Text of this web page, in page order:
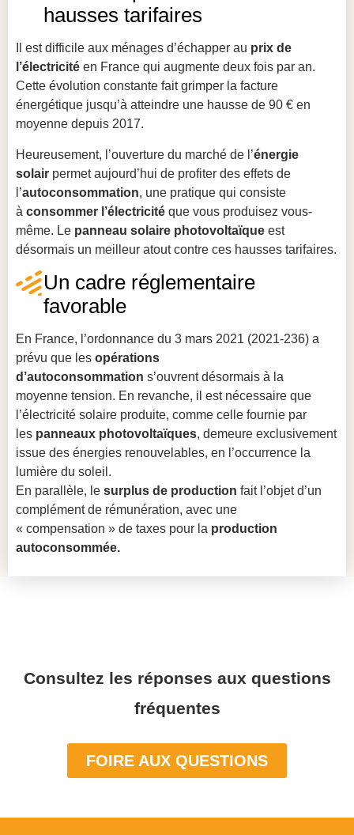
hausses tarifaires
Il est difficile aux ménages d’échapper au prix de
l’électricité en France qui augmente deux fois par an.
Cette évolution constante fait grimper la facture
énergétique jusqu’à atteindre une hausse de 90 € en
moyenne depuis 2017.
Heureusement, l’ouverture du marché de l’énergie
solair permet aujourd’hui de profiter des effets de
l’autoconsommation, une pratique qui consiste
à consommer l’électricité que vous produisez vous-
même. Le panneau solaire photovoltaïque est
désormais un meilleur atout contre ces hausses tarifaires.
Un cadre réglementaire
favorable
En France, l’ordonnance du 3 mars 2021 (2021-236) a
prévu que les opérations
d’autoconsommation s’ouvrent désormais à la
moyenne tension. En revanche, il est nécessaire que
l’électricité solaire produite, comme celle fournie par
les panneaux photovoltaïques, demeure exclusivement
issue des énergies renouvelables, en l’occurrence la
lumière du soleil.
En parallèle, le surplus de production fait l’objet d’un
complément de rémunération, avec une
« compensation » de taxes pour la production
autoconsommée.
Consultez les réponses aux questions
fréquentes
FOIRE AUX QUESTIONS